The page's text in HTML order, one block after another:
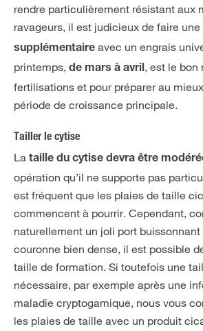
rendre particulièrement résistant aux
ravageurs, il est judicieux de faire une
supplémentaire avec un engrais
printemps, de mars à avril, est le bon
fertilisations et pour préparer au
période de croissance principale.
Tailler le cytise
La taille du cytise devra être
opération qu’il ne supporte pas
est fréquent que les plaies de taille
commencent à pourrir. Cependant,
naturellement un joli port
couronne bien dense, il est possible
taille de formation. Si toutefois une
nécessaire, par exemple après une
maladie cryptogamique, nous vous
les plaies de taille avec un produit